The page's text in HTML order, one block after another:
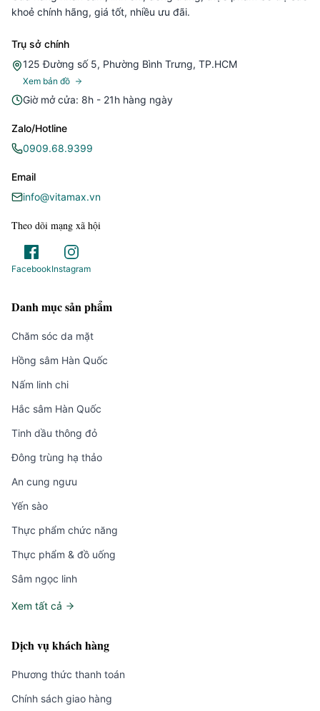
khoẻ chính hãng, giá tốt, nhiều ưu đãi.
Trụ sở chính
125 Đường số 5, Phường Bình Trưng, TP.HCM
Xem bản đồ
Giờ mở cửa: 8h - 21h hàng ngày
Zalo/Hotline
0909.68.9399
Email
info@vitamax.vn
Theo dõi mạng xã hội
FacebookInstagram
Danh mục sản phẩm
Chăm sóc da mặt
Hồng sâm Hàn Quốc
Nấm linh chi
Hắc sâm Hàn Quốc
Tinh dầu thông đỏ
Đông trùng hạ thảo
An cung ngưu
Yến sào
Thực phẩm chức năng
Thực phẩm & đồ uống
Sâm ngọc linh
Xem tất cả
Dịch vụ khách hàng
Phương thức thanh toán
Chính sách giao hàng